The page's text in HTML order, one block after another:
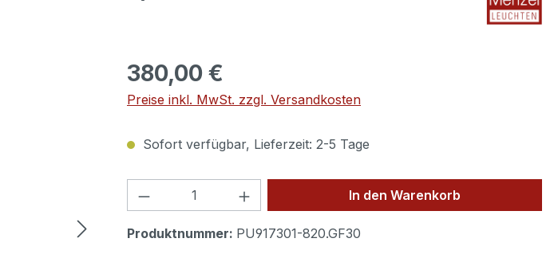
380,00 €
Preise inkl. MwSt. zzgl. Versandkosten
Sofort verfügbar, Lieferzeit: 2-5 Tage
Produkt Anzahl: Gib den gewünschten Wert
In den Warenkorb
Produktnummer: PU917301-820.GF30